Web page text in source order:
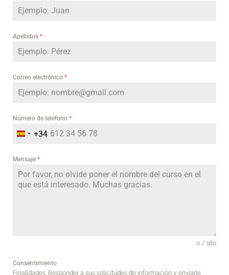
Apellidos *
Correo electrónico *
Número de teléfono *
Spain+34
Mensaje *
0 / 180
Consentimiento
Finalidades: Responder a sus solicitudes de información y enviarle